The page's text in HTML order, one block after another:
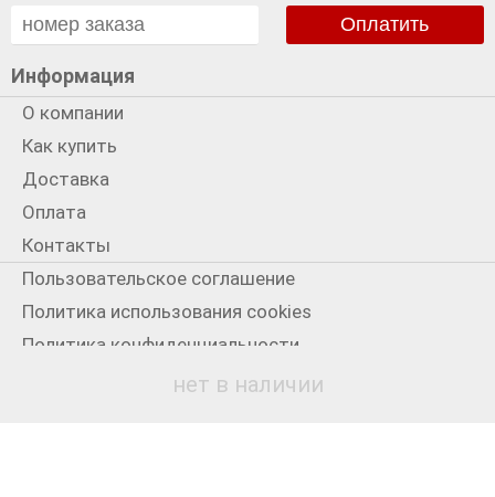
нет в наличии
Оплатить
Информация
О компании
Как купить
Доставка
Оплата
Контакты
Пользовательское соглашение
Политика использования cookies
Политика конфиденциальности